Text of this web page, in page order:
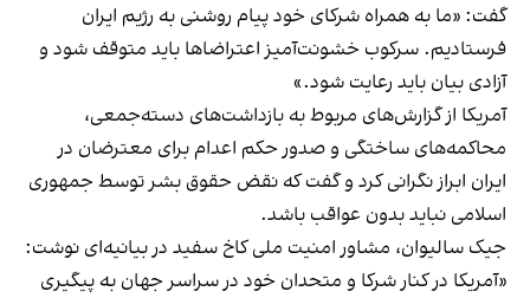
گفت: «ما به همراه شرکای خود پیام روشنی به رژیم ایران
فرستادیم. سرکوب خشونت‌آمیز اعتراضا‌ها باید متوقف شود و
آزادی بیان باید رعایت شود.»
آمریکا از گزارش‌های مربوط به بازداشت‌های دسته‌جمعی،
محاکمه‌های ساختگی و صدور حکم اعدام برای معترضان در
ایران ابراز نگرانی کرد و گفت که نقض حقوق بشر توسط جمهوری
اسلامی نباید بدون عواقب باشد.
جیک سالیوان، مشاور امنیت ملی کاخ سفید در بیانیه‌ای نوشت:
«آمریکا در کنار شرکا و متحدان خود در سراسر جهان به پیگیری